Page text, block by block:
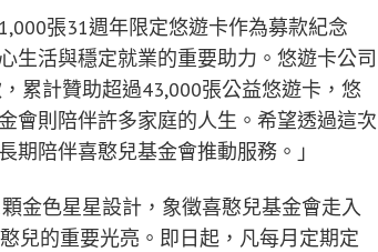
張31週年限定悠遊卡作為募款紀念
生活與穩定就業的重要助力。悠遊卡公司
累計贊助超過43,000張公益悠遊卡，悠
會則陪伴許多家庭的人生。希望透過這次
陪伴喜憨兒基金會推動服務。」
金色星星設計，象徵喜憨兒基金會走入
兒的重要光亮。即日起，凡每月定期定